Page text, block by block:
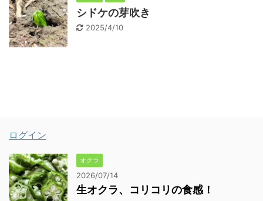
シドケの芽吹き
2025/4/10
ログイン
オクラ
2026/07/14
生オクラ、コリコリの食感！